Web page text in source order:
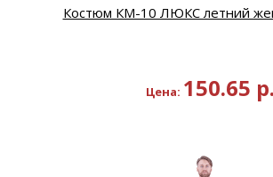
Костюм КМ-10 ЛЮКС летний
Цена: 150.65 р.